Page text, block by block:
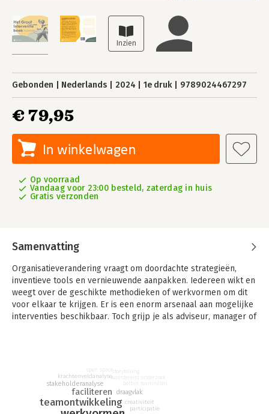
Gebonden Nederlands 2024 1e druk 9789024467297
€ 79,95
In winkelwagen
Op voorraad
Vandaag voor 23:00 besteld, zaterdag in huis
Gratis verzonden
Samenvatting
Organisatieverandering vraagt om doordachte strategieën,
inventieve tools en vernieuwende aanpakken. Iedereen wikt en
weegt over de geschikte methodieken of werkvormen om dit
voor elkaar te krijgen. Er is een enorm arsenaal aan mogelijke
interventies beschikbaar. Toch grijp je als adviseur, manager of
interventiemogelijkheden, geordend naar doel,
onderstroom/bovenstroom, werkingsprincipe en niveau van
interveniëren. Hiermee kun je beweging creëren of
verandering realiseren binnen jouw organisatie, afdeling of
teamontwikkeling
faciliteren draagvlak
stakeholderanalyse
creativiteit
participatie
krachtenveldanalysewaarderend onderzoek
belbin teamrollen
storytelling